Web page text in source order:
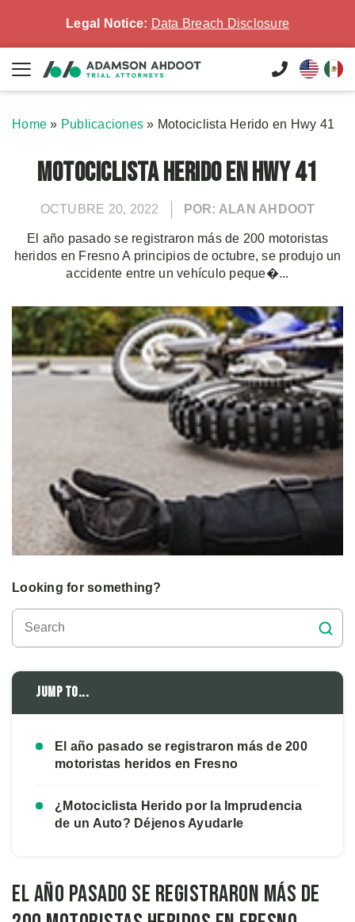
Legal Notice: Data Breach Disclosure
Home » Publicaciones » Motociclista Herido en Hwy 41
Motociclista Herido en Hwy 41
OCTUBRE 20, 2022 POR: ALAN AHDOOT
El año pasado se registraron más de 200 motoristas
heridos en Fresno A principios de octubre, se produjo un
accidente entre un vehículo peque�...
Looking for something?
Jump to...
El año pasado se registraron más de 200
motoristas heridos en Fresno
¿Motociclista Herido por la Imprudencia
de un Auto? Déjenos Ayudarle
El año pasado se registraron más de